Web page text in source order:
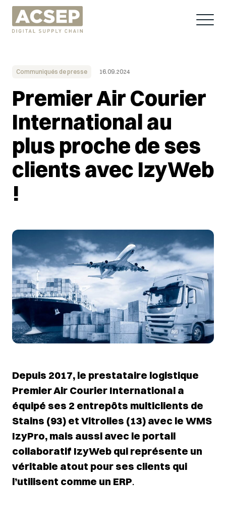
Communiqués de presse 16.09.2024
Premier Air Courier
International au
plus proche de ses
clients avec IzyWeb
!
Depuis 2017, le prestataire logistique
Premier Air Courier International a
équipé ses 2 entrepôts multiclients de
Stains (93) et Vitrolles (13) avec le WMS
IzyPro, mais aussi avec le portail
collaboratif IzyWeb qui représente un
véritable atout pour ses clients qui
l’utilisent comme un ERP.